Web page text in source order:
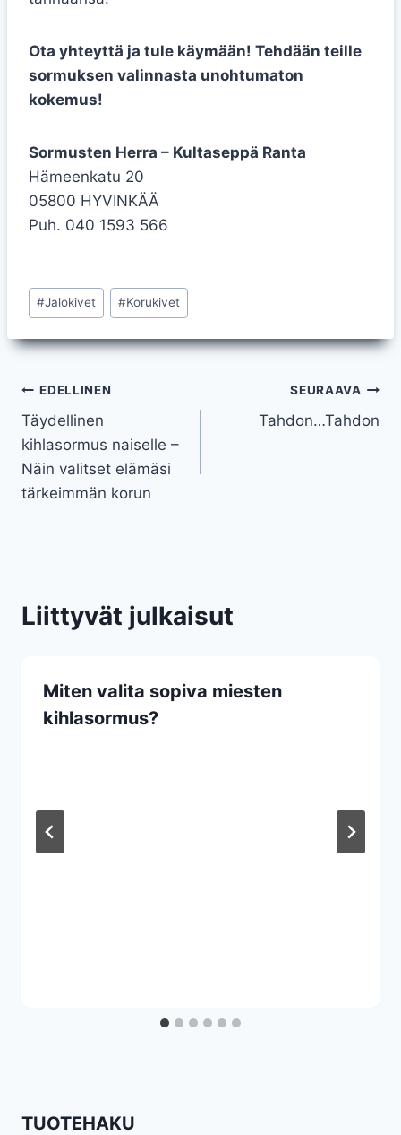
Ota yhteyttä ja tule käymään! Tehdään teille
sormuksen valinnasta unohtumaton
kokemus!
Sormusten Herra – Kultaseppä Ranta
Hämeenkatu 20
05800 HYVINKÄÄ
Puh. 040 1593 566
Avainsanat:
#Jalokivet #Korukivet
Artikkelien
selaus
EDELLINEN
Täydellinen
kihlasormus naiselle –
Näin valitset elämäsi
tärkeimmän korun
SEURAAVA
Tahdon…Tahdon
Liittyvät julkaisut
Miten valita sopiva miesten
kihlasormus?
TUOTEHAKU